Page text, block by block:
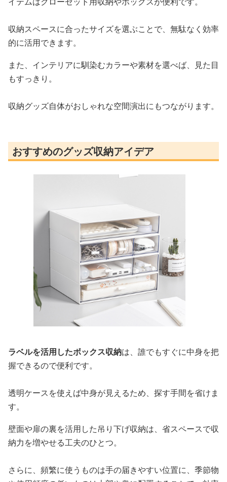
収納スペースに合ったサイズを選ぶことで、無駄なく効率
的に活用できます。
また、インテリアに馴染むカラーや素材を選べば、見た目
もすっきり。
収納グッズ自体がおしゃれな空間演出にもつながります。
おすすめのグッズ収納アイデア
ラベルを活用したボックス収納は、誰でもすぐに中身を把
握できるので便利です。
透明ケースを使えば中身が見えるため、探す手間を省けま
す。
壁面や扉の裏を活用した吊り下げ収納は、省スペースで収
納力を増やせる工夫のひとつ。
さらに、頻繁に使うものは手の届きやすい位置に、季節物